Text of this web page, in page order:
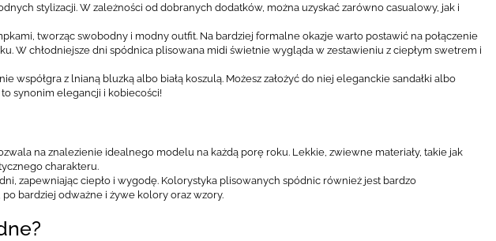
stylizacji. W zależności od dobranych dodatków, można uzyskać zarówno casualowy, jak i
tworząc swobodny i modny outfit. Na bardziej formalne okazje warto postawić na połączenie
W chłodniejsze dni spódnica plisowana midi świetnie wygląda w zestawieniu z ciepłym swetrem i
z lnianą bluzką albo białą koszulą. Możesz założyć do niej eleganckie sandałki albo
synonim elegancji i kobiecości!
na znalezienie idealnego modelu na każdą porę roku. Lekkie, zwiewne materiały, takie jak
charakteru.
zapewniając ciepło i wygodę. Kolorystyka plisowanych spódnic również jest bardzo
bardziej odważne i żywe kolory oraz wzory.